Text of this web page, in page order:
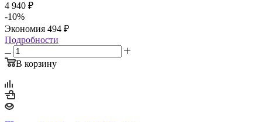
4 940 ₽
-10%
Экономия 494 ₽
Подробности
В корзину